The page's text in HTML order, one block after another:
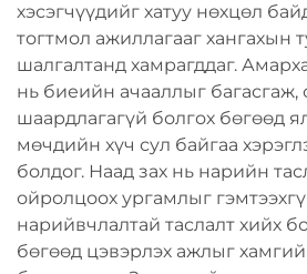
хэсэгчүүдийг хатуу нөхцөл
тогтмол ажиллагааг хангахын
шалгалтанд хамрагддаг.
нь биеийн ачааллыг багасгаж,
шаардлагагүй болгох бөгөөд
мөчдийн хүч сул байгаа
болдог. Наад зах нь нарийн
ойролцоох ургамлыг
нарийвчлалтай таслалт хийх
бөгөөд цэвэрлэх ажлыг